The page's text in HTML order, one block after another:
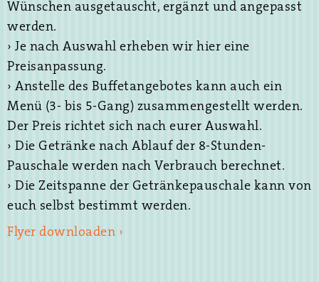
Wünschen ausgetauscht, ergänzt und angepasst
werden.
› Je nach Auswahl erheben wir hier eine
Preisanpassung.
› Anstelle des Buffetangebotes kann auch ein
Menü (3- bis 5-Gang) zusammengestellt werden.
Der Preis richtet sich nach eurer Auswahl.
› Die Getränke nach Ablauf der 8-Stunden-
Pauschale werden nach Verbrauch berechnet.
› Die Zeitspanne der Getränkepauschale kann von
euch selbst bestimmt werden.
Flyer downloaden ›